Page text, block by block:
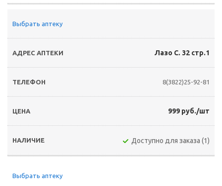
Выбрать аптеку
Лазо С. 32 стр.1
8(3822)25-92-81
999 руб./шт
Доступно для заказа (1)
Выбрать аптеку